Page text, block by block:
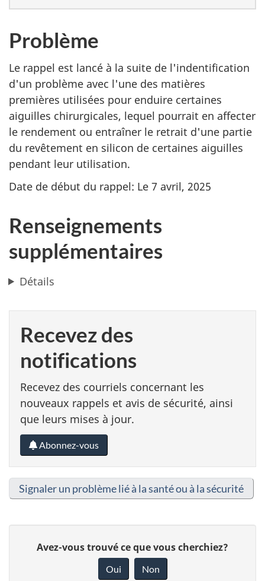
Problème
Le rappel est lancé à la suite de l'indentification
d'un problème avec l'une des matières
premières utilisées pour enduire certaines
aiguilles chirurgicales, lequel pourrait en affecter
le rendement ou entraîner le retrait d'une partie
du revêtement en silicon de certaines aiguilles
pendant leur utilisation.
Date de début du rappel: Le 7 avril, 2025
Renseignements
supplémentaires
Détails
Recevez des
notifications
Recevez des courriels concernant les
nouveaux rappels et avis de sécurité, ainsi
que leurs mises à jour.
Abonnez-vous
Signaler un problème lié à la santé ou à la sécurité
Avez-vous trouvé ce que vous cherchiez?
Oui Non